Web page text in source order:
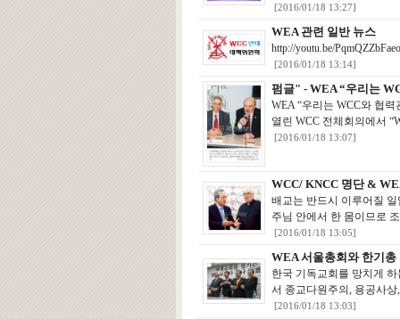
[2016/01/18 13:27]
WEA 관련 일반 뉴스
http://youtu.be/
[2016/01/18 13:14]
펌글" - WEA “우리는
WEA “우리는 WCC와 협
열린 WCC 전체회의에서
[2016/01/18 13:07]
WCC/ KNCC 명단 &
배교는 반드시 이루어질
주님 안에서 한 몸이므로
[2016/01/18 13:05]
WEA 서울총회와 한기
한국 기독교회를 망치게
서 종교다원주의, 용공사
[2016/01/18 13:03]